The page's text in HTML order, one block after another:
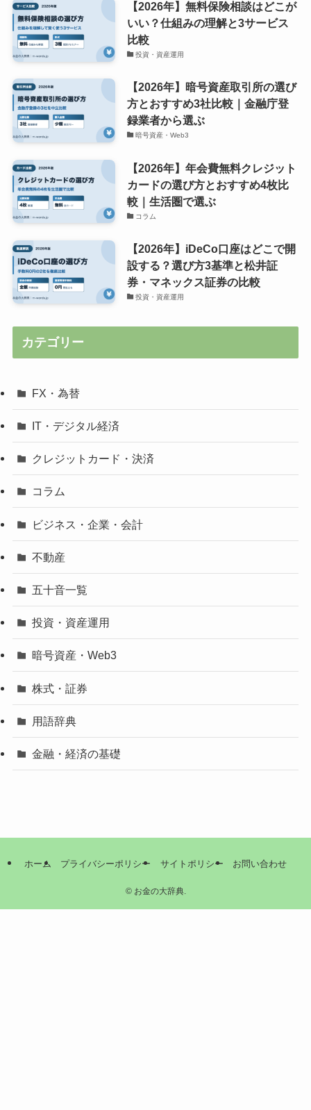
【2026年】無料保険相談はどこが
いい？仕組みの理解と3サービス
比較
投資・資産運用
【2026年】暗号資産取引所の選び
方とおすすめ3社比較｜金融庁登
録業者から選ぶ
暗号資産・Web3
【2026年】年会費無料クレジット
カードの選び方とおすすめ4枚比
較｜生活圏で選ぶ
コラム
【2026年】iDeCo口座はどこで開
設する？選び方3基準と松井証
券・マネックス証券の比較
投資・資産運用
カテゴリー
FX・為替
IT・デジタル経済
クレジットカード・決済
コラム
ビジネス・企業・会計
不動産
五十音一覧
投資・資産運用
暗号資産・Web3
株式・証券
用語辞典
金融・経済の基礎
ホーム プライバシーポリシー サイトポリシー お問い合わせ
©お金の大辞典.